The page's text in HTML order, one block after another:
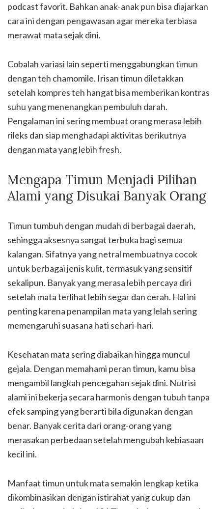
podcast favorit. Bahkan anak-anak pun bisa diajarkan
cara ini dengan pengawasan agar mereka terbiasa
merawat mata sejak dini.
Cobalah variasi lain seperti menggabungkan timun
dengan teh chamomile. Irisan timun diletakkan
setelah kompres teh hangat bisa memberikan kontras
suhu yang menenangkan pembuluh darah.
Pengalaman ini sering membuat orang merasa lebih
rileks dan siap menghadapi aktivitas berikutnya
dengan mata yang lebih fresh.
Mengapa Timun Menjadi Pilihan
Alami yang Disukai Banyak Orang
Timun tumbuh dengan mudah di berbagai daerah,
sehingga aksesnya sangat terbuka bagi semua
kalangan. Sifatnya yang netral membuatnya cocok
untuk berbagai jenis kulit, termasuk yang sensitif
sekalipun. Banyak yang merasa lebih percaya diri
setelah mata terlihat lebih segar dan cerah. Hal ini
penting karena penampilan mata yang lelah sering
memengaruhi suasana hati sehari-hari.
Kesehatan mata sering diabaikan hingga muncul
gejala. Dengan memahami peran timun, kamu bisa
mengambil langkah pencegahan sejak dini. Nutrisi
alami ini bekerja secara harmonis dengan tubuh tanpa
efek samping yang berarti bila digunakan dengan
benar. Banyak cerita dari orang-orang yang
merasakan perbedaan setelah mengubah kebiasaan
kecil ini.
Manfaat timun untuk mata semakin lengkap ketika
dikombinasikan dengan istirahat yang cukup dan